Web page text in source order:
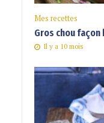
Mes recettes
Gros chou
Il y a 10 mois